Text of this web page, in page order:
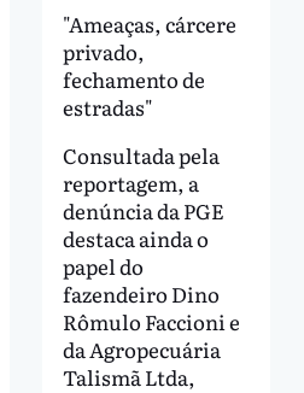
"Ameaças, cárcere
privado,
fechamento de
estradas"
Consultada pela
reportagem, a
denúncia da PGE
destaca ainda o
papel do
fazendeiro Dino
Rômulo Faccioni e
da Agropecuária
Talismã Ltda,